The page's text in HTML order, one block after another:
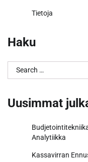
Tietoja
Haku
Search
for:
Uusimmat
Analytiikka
Kassavirran